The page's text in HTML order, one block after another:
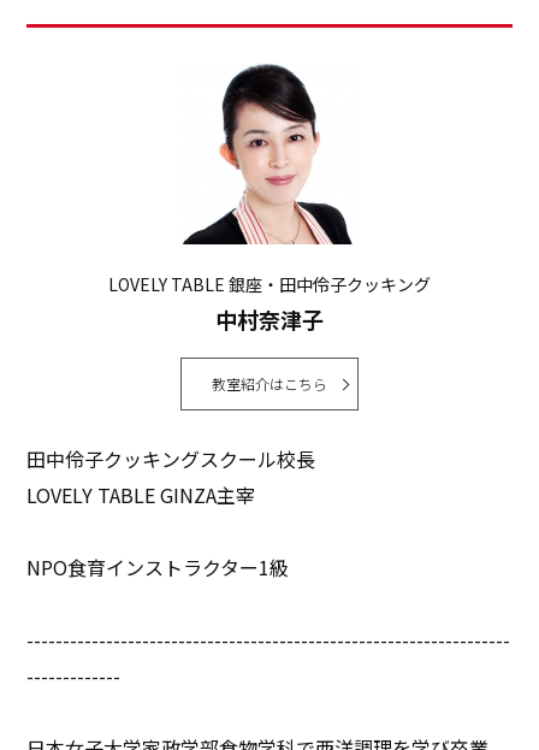
LOVELY TABLE 銀座・田中伶子クッキング
中村奈津子
教室紹介はこちら
田中伶子クッキングスクール校長
LOVELY TABLE GINZA主宰
NPO食育インストラクター1級
-------------------------------------------------------------------
-------------